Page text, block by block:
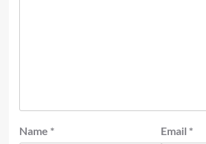
Name * Email *